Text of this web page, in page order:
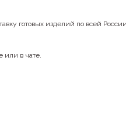
готовых изделий по всей
или в чате.